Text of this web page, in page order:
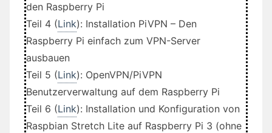
den Raspberry Pi
Teil 4 (Link): Installation PiVPN – Den
Raspberry Pi einfach zum VPN-Server
ausbauen
Teil 5 (Link): OpenVPN/PiVPN
Benutzerverwaltung auf dem Raspberry Pi
Teil 6 (Link): Installation und Konfiguration von
Raspbian Stretch Lite auf Raspberry Pi 3 (ohne